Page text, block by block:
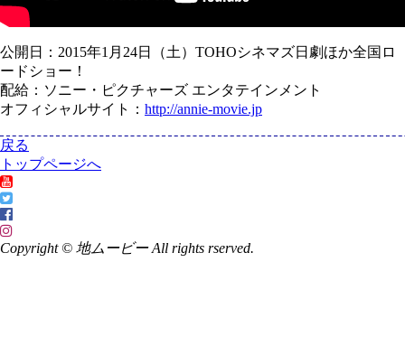
公開日：2015年1月24日（土）TOHOシネマズ日劇ほか全国ロ
ードショー！
配給：ソニー・ピクチャーズ エンタテインメント
オフィシャルサイト： http://annie-movie.jp
戻る
トップページへ
Copyright © 地ムービー All rights rserved.